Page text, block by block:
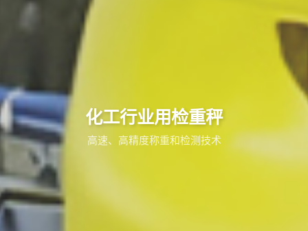
化工行业用检重秤
高速、高精度称重和检测技术